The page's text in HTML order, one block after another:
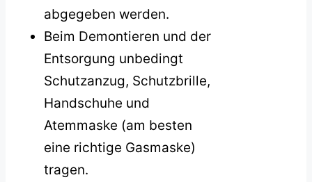
abgegeben werden.
Beim Demontieren und der
Entsorgung unbedingt
Schutzanzug, Schutzbrille,
Handschuhe und
Atemmaske (am besten
eine richtige Gasmaske)
tragen.